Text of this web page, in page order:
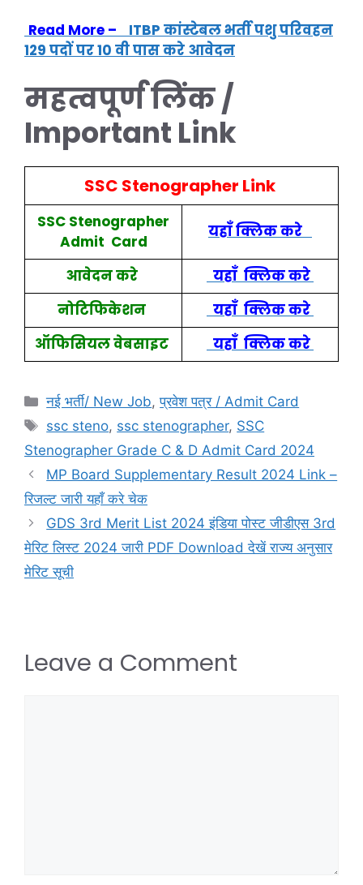
Read More –
ITBP कांस्टेबल भर्ती पशु परिवहन
129 पदों पर 10 वी पास करे आवेदन
महत्वपूर्ण लिंक /
Important Link
SSC Stenographer Link
SSC Stenographer
Admit Card
यहाँ क्लिक करे
आवेदन करे
यहाँ क्लिक करे
नोटिफिकेशन
यहाँ क्लिक करे
ऑफिसियल वेबसाइट
यहाँ क्लिक करे
नई भर्ती/ New Job,प्रवेश पत्र / Admit Card
ssc steno, ssc stenographer, SSC
Stenographer Grade C & D Admit Card 2024
MP Board Supplementary Result 2024 Link –
रिजल्ट जारी यहाँ करे चेक
GDS 3rd Merit List 2024 इंडिया पोस्ट जीडीएस 3rd
मेरिट लिस्ट 2024 जारी PDF Download देखें राज्य अनुसार
मेरिट सूची
Leave a Comment